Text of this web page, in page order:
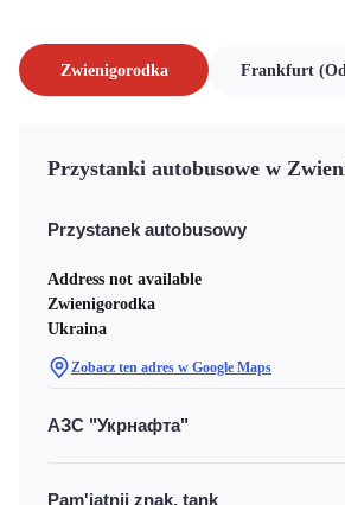
Zwienigorodka Frankfurt
Przystanki autobusowe w
Przystanek autobusowy
Address not available
Zwienigorodka
Ukraina
Zobacz ten adres w Google Maps
АЗС "Укрнафта"
Pam'iatnii znak, tank